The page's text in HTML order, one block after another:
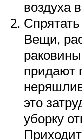
воздуха
Вещи,
придают
это
уборку